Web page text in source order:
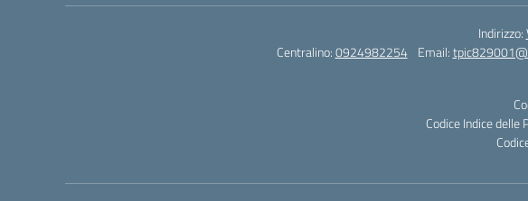
Indirizzo:
Centralino:0924982254 Email:
Codice Indice